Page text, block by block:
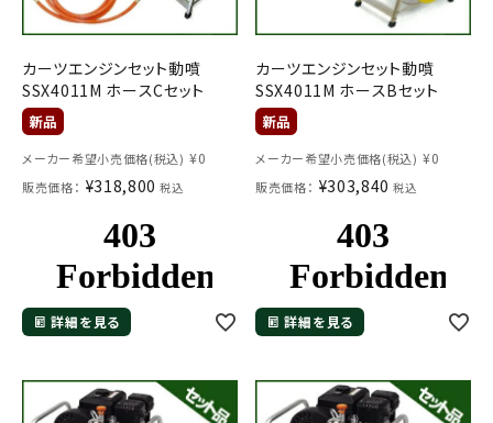
カーツエンジンセット動噴
SSX4011M ホースCセット
メーカー希望小売価格(税込) ¥0
販売価格： ¥318,800 税込
詳細を見る
カーツエンジンセット動噴
SSX4011M ホースBセット
メーカー希望小売価格(税込) ¥0
販売価格： ¥303,840 税込
詳細を見る